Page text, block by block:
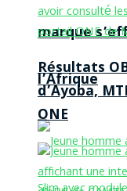
marque
l’Afrique
Résultats
d’Ayoba,
ONE